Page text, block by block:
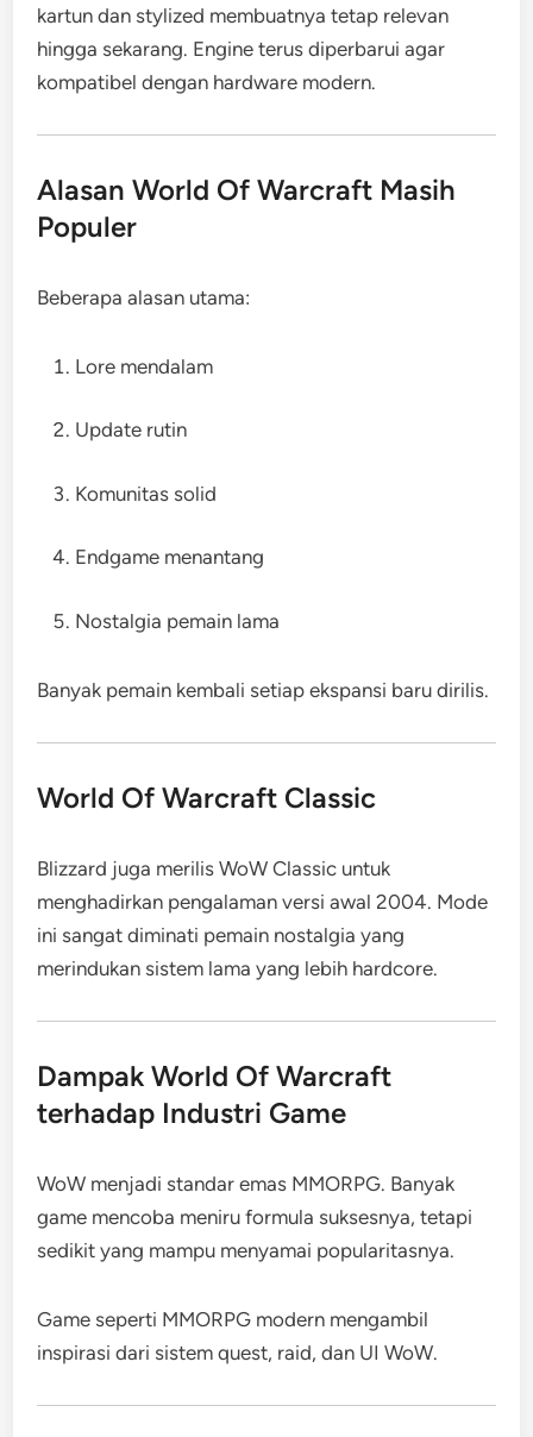
kartun dan stylized membuatnya tetap relevan
hingga sekarang. Engine terus diperbarui agar
kompatibel dengan hardware modern.
Alasan World Of Warcraft Masih
Populer
Beberapa alasan utama:
Lore mendalam
Update rutin
Komunitas solid
Endgame menantang
Nostalgia pemain lama
Banyak pemain kembali setiap ekspansi baru dirilis.
World Of Warcraft Classic
Blizzard juga merilis WoW Classic untuk
menghadirkan pengalaman versi awal 2004. Mode
ini sangat diminati pemain nostalgia yang
merindukan sistem lama yang lebih hardcore.
Dampak World Of Warcraft
terhadap Industri Game
WoW menjadi standar emas MMORPG. Banyak
game mencoba meniru formula suksesnya, tetapi
sedikit yang mampu menyamai popularitasnya.
Game seperti MMORPG modern mengambil
inspirasi dari sistem quest, raid, dan UI WoW.